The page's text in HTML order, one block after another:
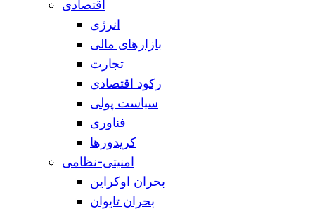
اقتصادی
انرژی
بازارهای مالی
تجارت
رکود اقتصادی
سیاست پولی
فناوری
کریدورها
امنیتی-نظامی
بحران اوکراین
بحران تایوان